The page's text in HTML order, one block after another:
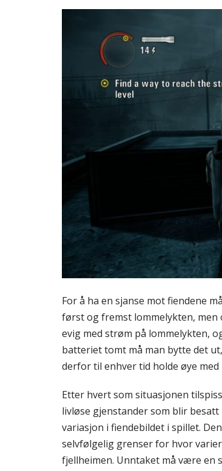
For å ha en sjanse mot fiendene
først og fremst lommelykten, men
evig med strøm på lommelykten,
batteriet tomt må man bytte det
derfor til enhver tid holde øye
Etter hvert som situasjonen
livløse gjenstander som blir
variasjon i fiendebildet i spillet.
selvfølgelig grenser for hvor
fjellheimen. Unntaket må være en